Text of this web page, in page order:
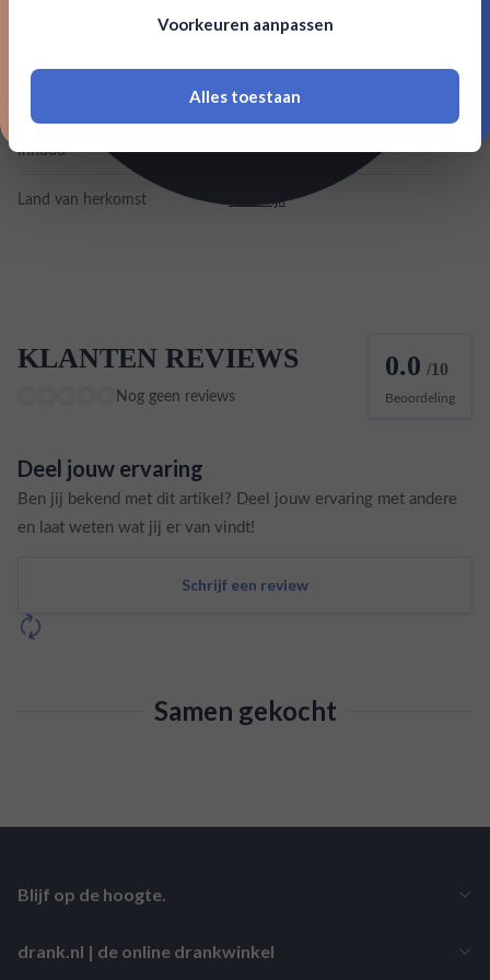
18 jaar of ouder zijn
Xila
Inhoud 0,7L
Land van herkomst Frankrijk
KLANTEN REVIEWS
Nog geen reviews
0.0 /10
Beoordeling
Deel jouw ervaring
Ben jij bekend met dit artikel? Deel jouw ervaring met andere
en laat weten wat jij er van vindt!
Schrijf een review
Samen gekocht
drank.nl | de online drankwinkel
Blijf op de hoogte.
Voorkeuren aanpassen
Alles toestaan